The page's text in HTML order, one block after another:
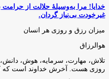
خدایا! مرا به‌وسیلۀ حلالت از
غیرخودت بی‌نیاز گردان.
میزان رزق و روزی هر انسان
هوالرزاق
تلاش، مهارت، سرمايه، هوش،
روزى هست. آخرش خداوند است كه